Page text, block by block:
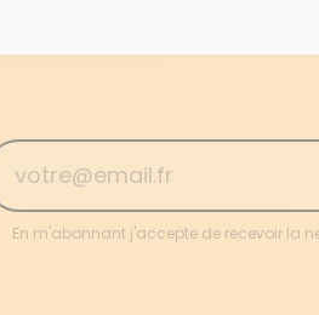
En m'abonnant j'accepte de recevoir la